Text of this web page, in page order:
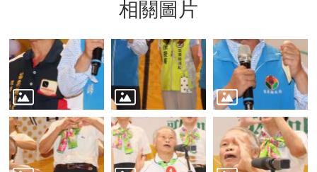
私
權
宣
告
資
訊
安
全
相關圖片